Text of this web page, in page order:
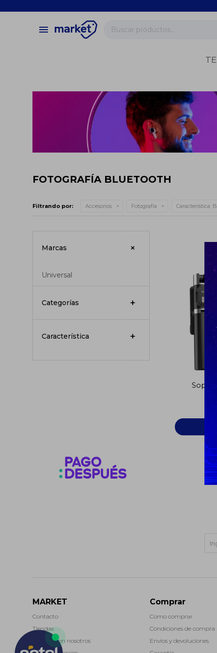
menu
FOTOGRAFÍA BLUETOOTH
Filtrando por: Accesorios Fotografía Característica:
Marcas
Universal
Categorías
Característica
MARKET
Contacto
Tiendas
Trabaja con nosotros
Comprar
Como comprar
Condiciones de compra
Envíos y devoluciones
close
store